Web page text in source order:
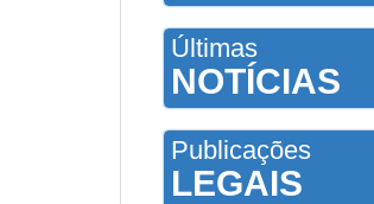
Últimas
NOTÍCIAS
Publicações
LEGAIS